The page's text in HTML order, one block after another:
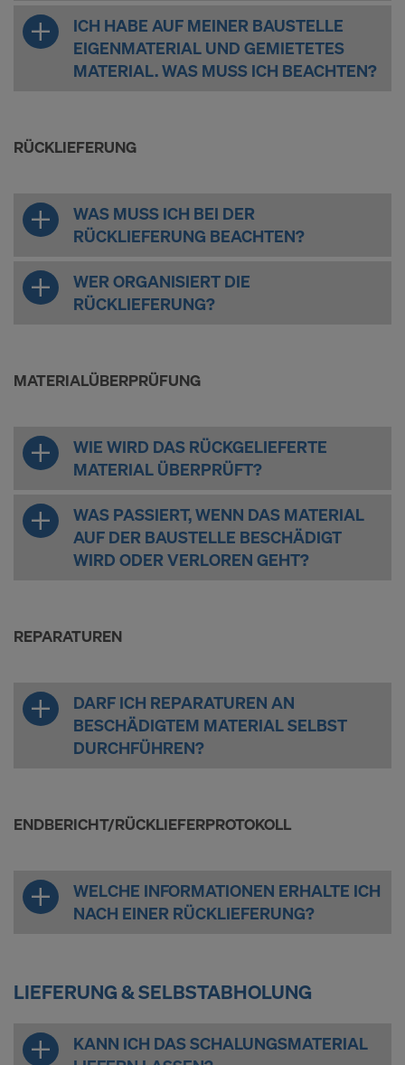
ICH HABE AUF MEINER BAUSTELLE
EIGENMATERIAL UND GEMIETETES
MATERIAL. WAS MUSS ICH BEACHTEN?
RÜCKLIEFERUNG
WAS MUSS ICH BEI DER
RÜCKLIEFERUNG BEACHTEN?
WER ORGANISIERT DIE
RÜCKLIEFERUNG?
MATERIALÜBERPRÜFUNG
WIE WIRD DAS RÜCKGELIEFERTE
MATERIAL ÜBERPRÜFT?
WAS PASSIERT, WENN DAS MATERIAL
AUF DER BAUSTELLE BESCHÄDIGT
WIRD ODER VERLOREN GEHT?
REPARATUREN
DARF ICH REPARATUREN AN
BESCHÄDIGTEM MATERIAL SELBST
DURCHFÜHREN?
ENDBERICHT/RÜCKLIEFERPROTOKOLL
WELCHE INFORMATIONEN ERHALTE ICH
NACH EINER RÜCKLIEFERUNG?
LIEFERUNG & SELBSTABHOLUNG
KANN ICH DAS SCHALUNGSMATERIAL